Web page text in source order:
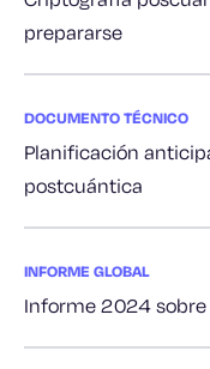
prepararse
DOCUMENTO TÉCNICO
Planificación
postcuántica
INFORME GLOBAL
Informe 2024